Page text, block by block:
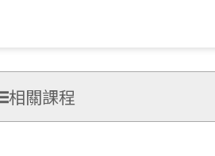
相關課程